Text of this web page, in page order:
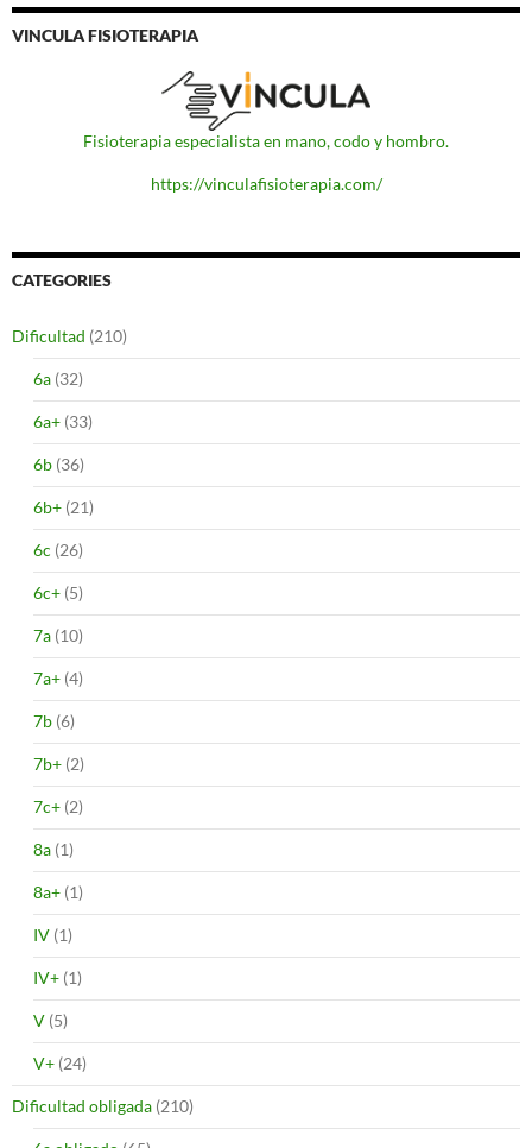
VINCULA FISIOTERAPIA
Fisioterapia especialista en mano, codo y hombro.
https://vinculafisioterapia.com/
CATEGORIES
Dificultad (210)
6a (32)
6a+ (33)
6b (36)
6b+ (21)
6c (26)
6c+ (5)
7a (10)
7a+ (4)
7b (6)
7b+ (2)
7c+ (2)
8a (1)
8a+ (1)
IV (1)
IV+ (1)
V (5)
V+ (24)
Dificultad obligada (210)